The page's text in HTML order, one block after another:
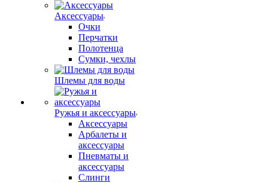
Аксессуары
Очки
Перчатки
Полотенца
Сумки, чехлы
Шлемы для воды
Ружья и аксессуары
Аксессуары
Арбалеты и
аксессуары
Пневматы и
аксессуары
Слинги